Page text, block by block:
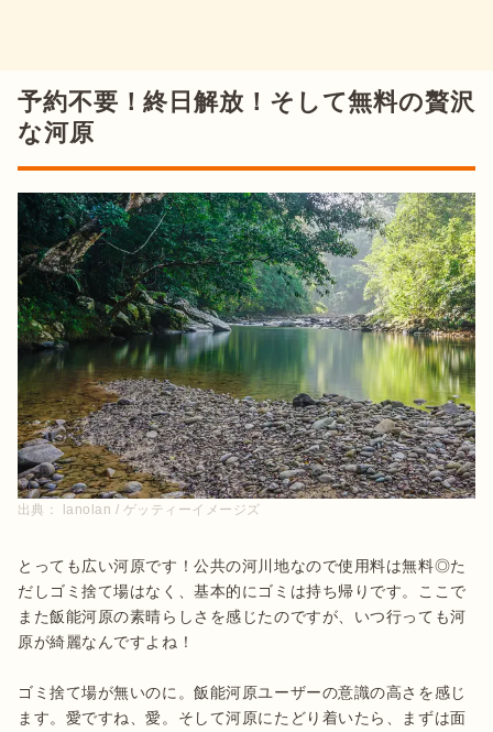
予約不要！終日解放！そして無料の贅沢
な河原
出典： lanolan / ゲッティーイメージズ
とっても広い河原です！公共の河川地なので使用料は無料◎た
だしゴミ捨て場はなく、基本的にゴミは持ち帰りです。ここで
また飯能河原の素晴らしさを感じたのですが、いつ行っても河
原が綺麗なんですよね！
ゴミ捨て場が無いのに。飯能河原ユーザーの意識の高さを感じ
ます。愛ですね、愛。そして河原にたどり着いたら、まずは面